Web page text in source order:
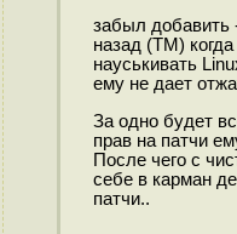
забыл добавить
назад (TM)
науськивать
ему не дает
За одно будет
прав на патчи
После чего с
себе в карман
патчи..